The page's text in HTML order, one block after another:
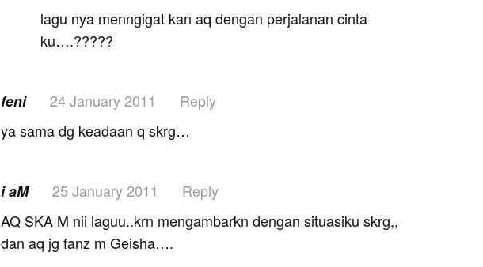
lagu nya menngigat kan aq dengan perjalanan cinta
ku….?????
feni 24 January 2011
Reply
ya sama dg keadaan q skrg…
i aM 25 January 2011
Reply
AQ SKA M nii laguu..krn mengambarkn dengan situasiku skrg,,
dan aq jg fanz m Geisha….